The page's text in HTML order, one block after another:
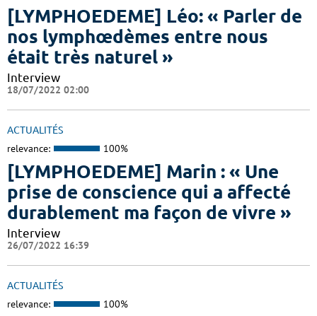
[LYMPHOEDEME] Léo: « Parler de
nos lymphœdèmes entre nous
était très naturel »
Interview
18/07/2022 02:00
ACTUALITÉS
relevance: 100%
[LYMPHOEDEME] Marin : « Une
prise de conscience qui a affecté
durablement ma façon de vivre »
Interview
26/07/2022 16:39
ACTUALITÉS
relevance: 100%